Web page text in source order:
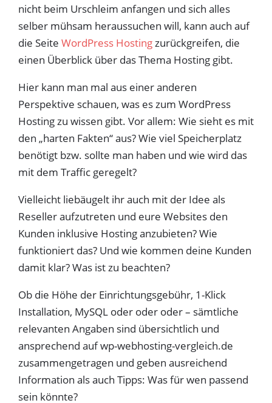
nicht beim Urschleim anfangen und sich alles
selber mühsam heraussuchen will, kann auch auf
die Seite WordPress Hostingzurückgreifen, die
einen Überblick über das Thema Hosting gibt.
Hier kann man mal aus einer anderen
Perspektive schauen, was es zum WordPress
Hosting zu wissen gibt. Vor allem: Wie sieht es mit
den „harten Fakten“ aus? Wie viel Speicherplatz
benötigt bzw. sollte man haben und wie wird das
mit dem Traffic geregelt?
Vielleicht liebäugelt ihr auch mit der Idee als
Reseller aufzutreten und eure Websites den
Kunden inklusive Hosting anzubieten? Wie
funktioniert das? Und wie kommen deine Kunden
damit klar? Was ist zu beachten?
Ob die Höhe der Einrichtungsgebühr, 1-Klick
Installation, MySQL oder oder oder – sämtliche
relevanten Angaben sind übersichtlich und
ansprechend auf wp-webhosting-vergleich.de
zusammengetragen und geben ausreichend
Information als auch Tipps: Was für wen passend
sein könnte?